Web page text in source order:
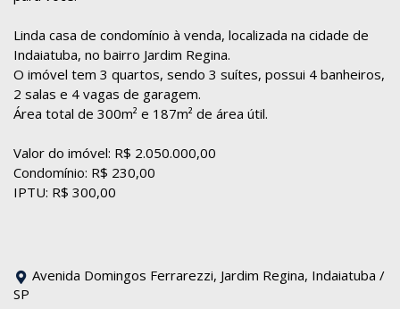
Linda casa de condomínio à venda, localizada na cidade de
Indaiatuba, no bairro Jardim Regina.
O imóvel tem 3 quartos, sendo 3 suítes, possui 4 banheiros,
2 salas e 4 vagas de garagem.
Área total de 300m² e 187m² de área útil.
Valor do imóvel: R$ 2.050.000,00
Condomínio: R$ 230,00
IPTU: R$ 300,00
Avenida Domingos Ferrarezzi, Jardim Regina, Indaiatuba /
SP